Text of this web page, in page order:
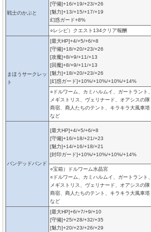
戦士のかぶと
[守備]+16/+19/+23/+26
[魅力]+13/+15/+17/+19
幻惑ガード+8%
○レシピ）クエスト134クリア報酬
まほうサークレッ
ト
[最大HP]+4/+5/+6/+8
[守備]+18/+20/+23/+26
[攻魔]+8/+9/+11/+13
[回魔]+8/+9/+11/+13
[魅力]+18/+20/+23/+26
[幻惑ガード]+10%/+10%/+10%/+14%
○ドルワーム、カミハルムイ、ガートラント、
メギストリス、ヴェリナード、オアシスの隊
商宿、商人たちのテント、キラキラ大風車塔
など
バンデッドバンド
[最大HP]+4/+5/+6/+8
[守備]+16/+18/+21/+23
[魅力]+14/+16/+18/+21
[封印ガード]+10%/+10%/+10%/+14%
○宝箱）ドルワーム水晶宮
○ドルワーム、カミハルムイ、ガートラント、
メギストリス、ヴェリナード、オアシスの隊
商宿、商人たちのテント、キラキラ大風車塔
など
[最大HP]+6/+7/+9/+10
[守備]+25/+28/+32/+35
[魅力]+20/+23/+26/+29